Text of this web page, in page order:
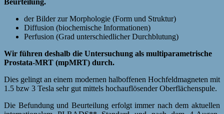
Beurteilung.
der Bilder zur Morphologie (Form und Struktur)
Diffusion (biochemische Informationen)
Perfusion (Grad unterschiedlicher Durchblutung)
Wir führen deshalb die Untersuchung als multiparametrische
Prostata-MRT (mpMRT) durch.
Dies gelingt an einem modernen halboffenen Hochfeldmagneten mit
1.5 bzw 3 Tesla sehr gut mittels hochauflösender Oberflächenspule.
Die Befundung und Beurteilung erfolgt immer nach dem aktuellen